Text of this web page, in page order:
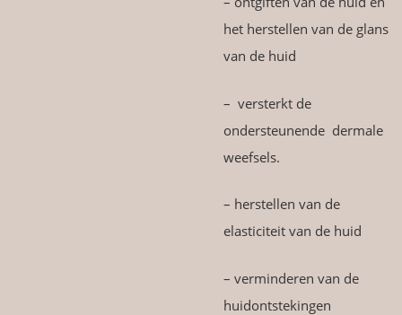
het herstellen van de glans
van de huid
– versterkt de
ondersteunende dermale
weefsels.
– herstellen van de
elasticiteit van de huid
– verminderen van de
huidontstekingen